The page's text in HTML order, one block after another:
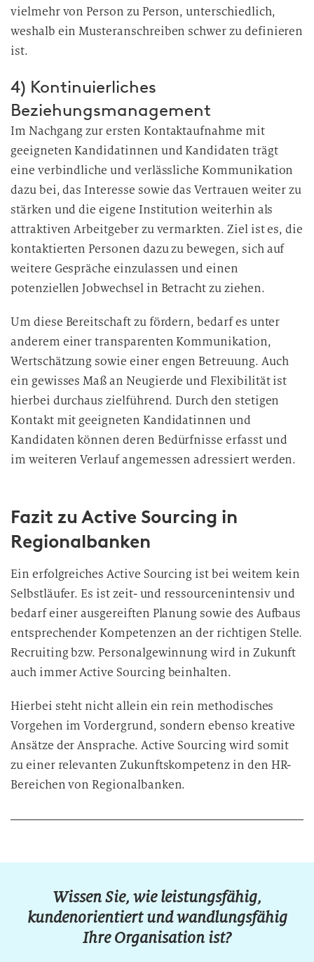
vielmehr von Person zu Person, unterschiedlich,
weshalb ein Musteranschreiben schwer zu definieren
ist.
4) Kontinuierliches
Beziehungsmanagement
Im Nachgang zur ersten Kontaktaufnahme mit
geeigneten Kandidatinnen und Kandidaten trägt
eine verbindliche und verlässliche Kommunikation
dazu bei, das Interesse sowie das Vertrauen weiter zu
stärken und die eigene Institution weiterhin als
attraktiven Arbeitgeber zu vermarkten. Ziel ist es, die
kontaktierten Personen dazu zu bewegen, sich auf
weitere Gespräche einzulassen und einen
potenziellen Jobwechsel in Betracht zu ziehen.
Um diese Bereitschaft zu fördern, bedarf es unter
anderem einer transparenten Kommunikation,
Wertschätzung sowie einer engen Betreuung. Auch
ein gewisses Maß an Neugierde und Flexibilität ist
hierbei durchaus zielführend. Durch den stetigen
Kontakt mit geeigneten Kandidatinnen und
Kandidaten können deren Bedürfnisse erfasst und
im weiteren Verlauf angemessen adressiert werden.
Fazit zu Active Sourcing in
Regionalbanken
Ein erfolgreiches Active Sourcing ist bei weitem kein
Selbstläufer. Es ist zeit- und ressourcenintensiv und
bedarf einer ausgereiften Planung sowie des Aufbaus
entsprechender Kompetenzen an der richtigen Stelle.
Recruiting bzw. Personalgewinnung wird in Zukunft
auch immer Active Sourcing beinhalten.
Hierbei steht nicht allein ein rein methodisches
Vorgehen im Vordergrund, sondern ebenso kreative
Ansätze der Ansprache. Active Sourcing wird somit
zu einer relevanten Zukunftskompetenz in den HR-
Bereichen von Regionalbanken.
Wissen Sie, wie leistungsfähig,
kundenorientiert und wandlungsfähig
Ihre Organisation ist?